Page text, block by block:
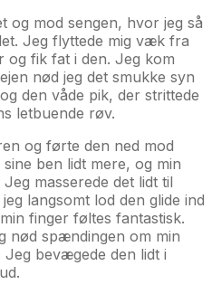
og mod sengen, hvor jeg så
Jeg flyttede mig væk fra
og fik fat i den. Jeg kom
nød jeg det smukke syn
den våde pik, der strittede
letbuende røv.
og førte den ned mod
ben lidt mere, og min
masserede det lidt til
langsomt lod den glide ind
finger føltes fantastisk.
nød spændingen om min
Jeg bevægede den lidt i